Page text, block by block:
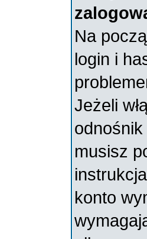
Na
login i
Jeżeli
odnośnik
musisz
konto